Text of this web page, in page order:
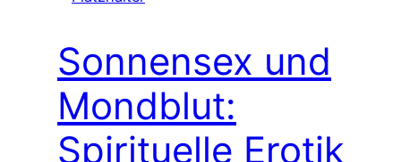
Sonnensex und
Mondblut:
Spirituelle Erotik